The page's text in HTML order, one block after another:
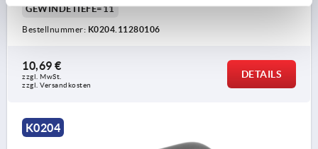
GEWINDETIEFE=11
Bestellnummer: K0204.11280106
10,69 €
zzgl. MwSt.
zzgl. Versandkosten
DETAILS
K0204